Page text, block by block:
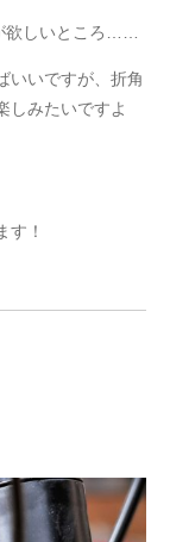
欲しいところ……
いいですが、折角
しみたいですよ
す！